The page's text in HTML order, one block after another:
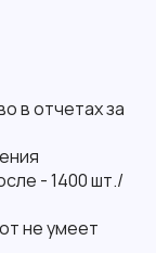
в отчетах за
- 1400 шт./
не умеет